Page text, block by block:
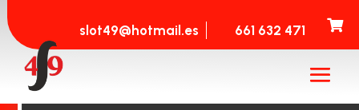
slot49@hotmail.es 661 632 471 